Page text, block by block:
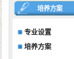
培养方案
专业设置
培养方案